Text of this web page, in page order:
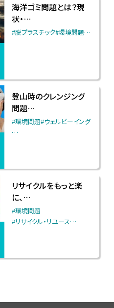
海洋ゴミ問題とは？現
状・…
#脱プラスチック#環境問題…
登山時のクレンジング
問題…
#環境問題#ウェルビーイング
…
リサイクルをもっと楽
に、…
#環境問題
#リサイクル・リユース…